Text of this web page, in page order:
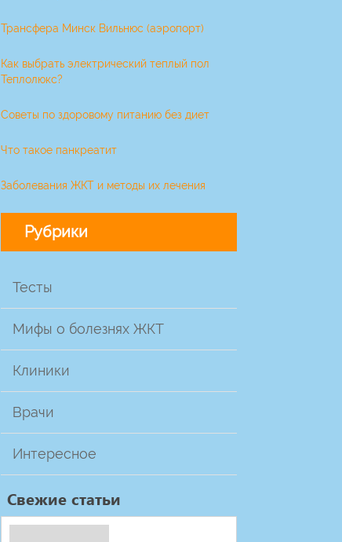
Трансфера Минск Вильнюс (аэропорт)
Как выбрать электрический теплый пол
Теплолюкс?
Советы по здоровому питанию без диет
Что такое панкреатит
Заболевания ЖКТ и методы их лечения
Рубрики
Тесты
Мифы о болезнях ЖКТ
Клиники
Врачи
Интересное
Свежие статьи